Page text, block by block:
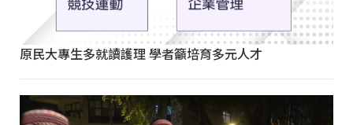
原民大專生多就讀護理 學者籲培育多元人才